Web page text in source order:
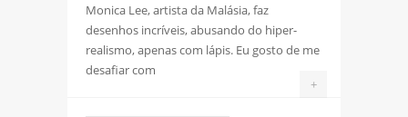
Monica Lee, artista da Malásia, faz
desenhos incríveis, abusando do hiper-
realismo, apenas com lápis. Eu gosto de me
desafiar com
+